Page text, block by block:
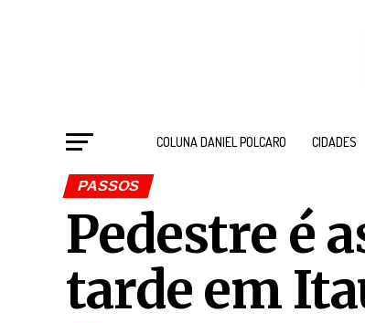
COLUNA DANIEL POLCARO CIDADES
PASSOS
Pedestre é
tarde em